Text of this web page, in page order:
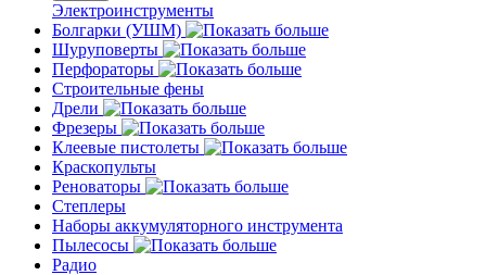
Электроинструменты
Болгарки (УШМ)
Шуруповерты
Перфораторы
Строительные фены
Дрели
Фрезеры
Клеевые пистолеты
Краскопульты
Реноваторы
Степлеры
Наборы аккумуляторного инструмента
Пылесосы
Радио